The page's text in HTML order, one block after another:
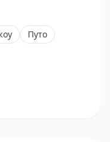
Путо